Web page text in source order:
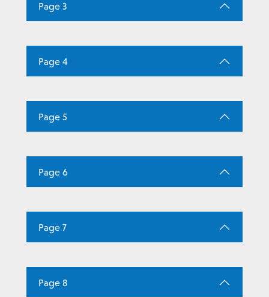
Page 3
Page 4
Page 5
Page 6
Page 7
Page 8